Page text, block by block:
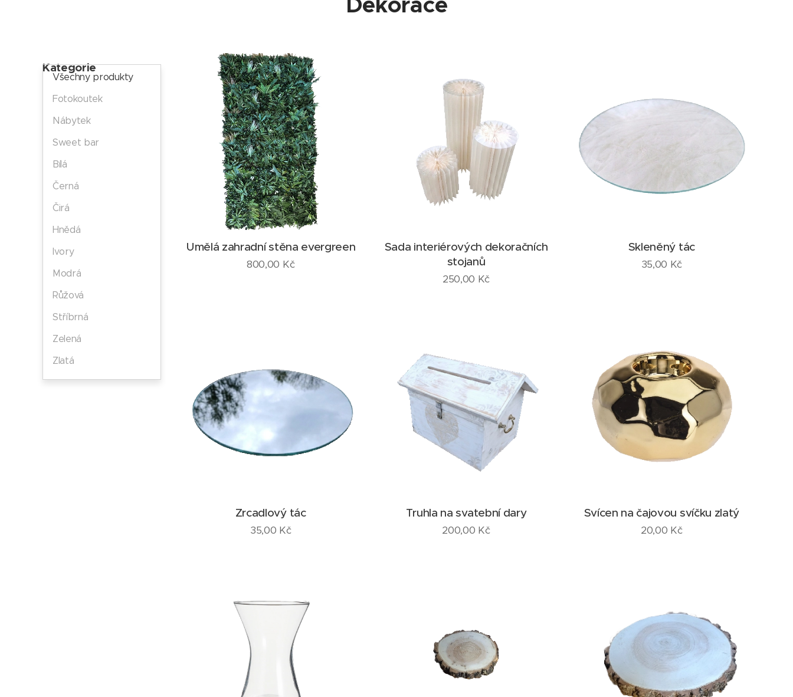
Kategorie
Všechny produkty
Fotokoutek
Nábytek
Sweet bar
Bílá
Černá
Čirá
Hnědá
Ivory
Modrá
Růžová
Stříbrná
Zelená
Zlatá
Umělá zahradní stěna evergreen
800,00 Kč
Sada interiérových dekoračních
stojanů
250,00 Kč
Skleněný tác
35,00 Kč
Zrcadlový tác
35,00 Kč
Truhla na svatební dary
200,00 Kč
Svícen na čajovou svíčku zlatý
20,00 Kč